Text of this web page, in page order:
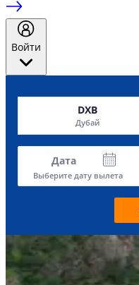
Войти
DXB
Дубай
Дата
Выберите дату вылета